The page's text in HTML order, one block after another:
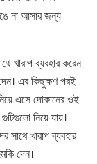
না আসার জন্য
খারাপ ব্যবহার করেন
এর কিছুক্ষণ পরই
এসে দোকানের ওই
নিয়ে যায়।
সাথে খারাপ ব্যবহার
দেন।